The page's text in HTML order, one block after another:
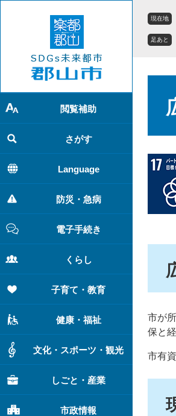
で
す
。
ば
し
て
本
文
へ
閲覧補助
さがす
Language
防災・急病
電子手続き
くらし
子育て・教育
健康・福祉
文化・スポーツ・観光
しごと・産業
市政情報
現在地
足あと
市が
保と
市有